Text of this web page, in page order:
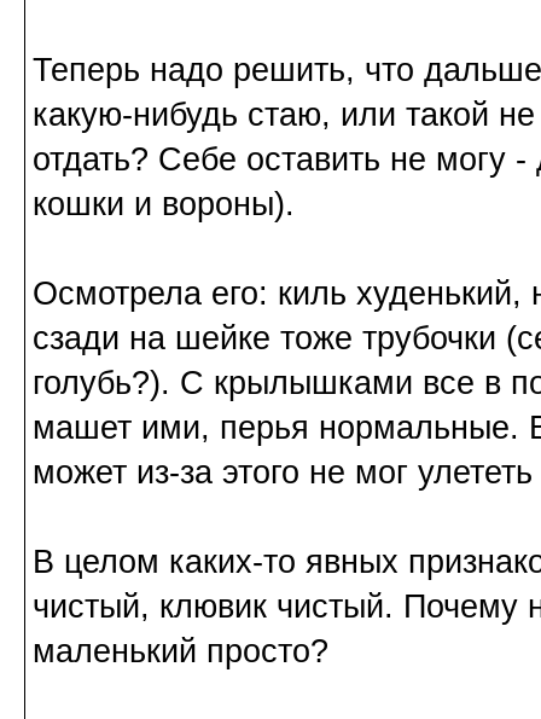
Теперь надо решить, что
какую-нибудь стаю, или такой
отдать? Себе оставить не могу
кошки и вороны).
Осмотрела его: киль
сзади на шейке тоже трубочки
голубь?). С крылышками все в
машет ими, перья нормальные.
может из-за этого не мог
В целом каких-то явных
чистый, клювик чистый. Почему
маленький просто?